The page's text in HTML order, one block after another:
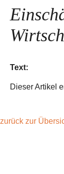
Text:
Dieser Artikel
zurück zur